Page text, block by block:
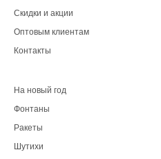
Скидки и акции
Оптовым клиентам
Контакты
На новый год
Фонтаны
Ракеты
Шутихи